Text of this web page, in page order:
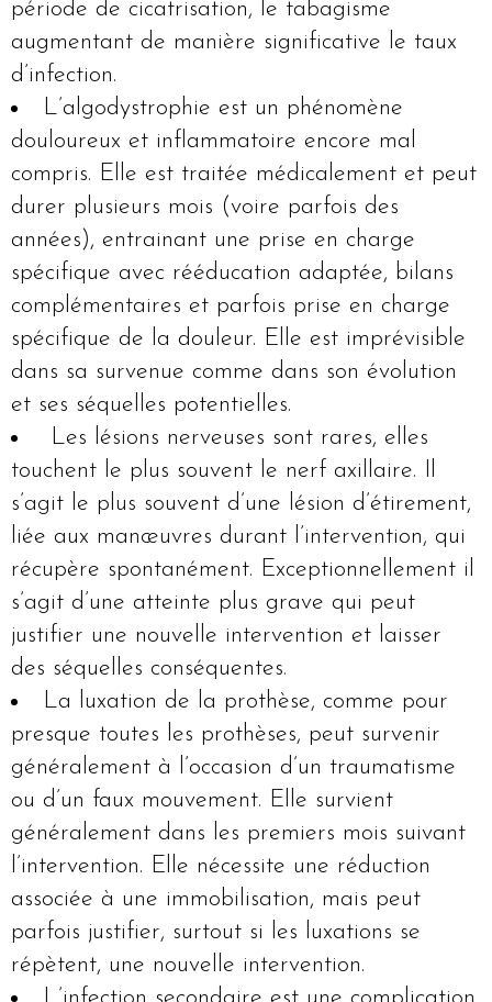
période de cicatrisation, le tabagisme
augmentant de manière significative le taux
d’infection.
L’algodystrophie est un phénomène
douloureux et inflammatoire encore mal
compris. Elle est traitée médicalement et peut
durer plusieurs mois (voire parfois des
années), entrainant une prise en charge
spécifique avec rééducation adaptée, bilans
complémentaires et parfois prise en charge
spécifique de la douleur. Elle est imprévisible
dans sa survenue comme dans son évolution
et ses séquelles potentielles.
Les lésions nerveuses sont rares, elles
touchent le plus souvent le nerf axillaire. Il
s’agit le plus souvent d’une lésion d’étirement,
liée aux manœuvres durant l’intervention, qui
récupère spontanément. Exceptionnellement il
s’agit d’une atteinte plus grave qui peut
justifier une nouvelle intervention et laisser
des séquelles conséquentes.
La luxation de la prothèse, comme pour
presque toutes les prothèses, peut survenir
généralement à l’occasion d’un traumatisme
ou d’un faux mouvement. Elle survient
généralement dans les premiers mois suivant
l’intervention. Elle nécessite une réduction
associée à une immobilisation, mais peut
parfois justifier, surtout si les luxations se
répètent, une nouvelle intervention.